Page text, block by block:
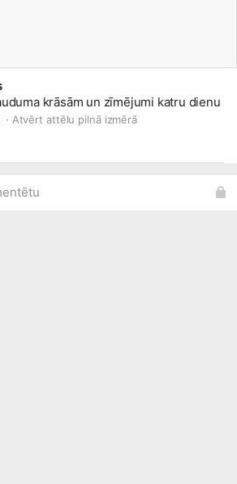
krāsām un zīmējumi katru dienu
· Atvērt attēlu pilnā izmērā